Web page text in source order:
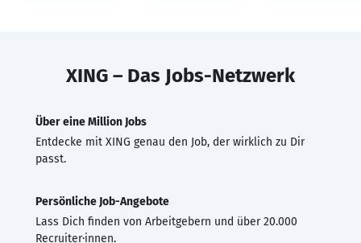
XING – Das Jobs-Netzwerk
Über eine Million Jobs
Entdecke mit XING genau den Job, der wirklich zu Dir
passt.
Persönliche Job-Angebote
Lass Dich finden von Arbeitgebern und über 20.000
Recruiter·innen.